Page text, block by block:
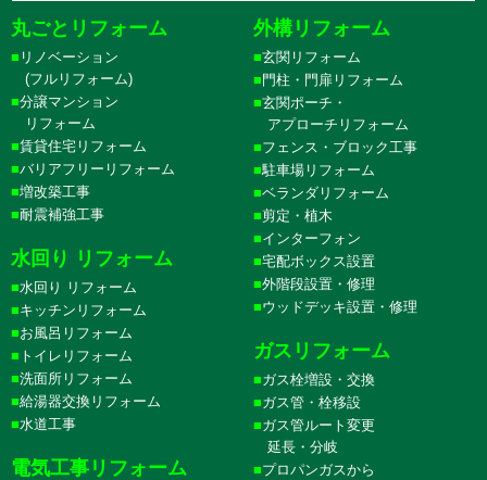
丸ごとリフォーム
リノベーション
(フルリフォーム)
分譲マンション
リフォーム
賃貸住宅リフォーム
バリアフリーリフォーム
増改築工事
耐震補強工事
水回り リフォーム
水回り リフォーム
キッチンリフォーム
お風呂リフォーム
トイレリフォーム
洗面所リフォーム
給湯器交換リフォーム
水道工事
電気工事リフォーム
外構リフォーム
玄関リフォーム
門柱・門扉リフォーム
玄関ポーチ・
アプローチリフォーム
フェンス・ブロック工事
駐車場リフォーム
ベランダリフォーム
剪定・植木
インターフォン
宅配ボックス設置
外階段設置・修理
ウッドデッキ設置・修理
ガスリフォーム
ガス栓増設・交換
ガス管・栓移設
ガス管ルート変更
延長・分岐
プロパンガスから